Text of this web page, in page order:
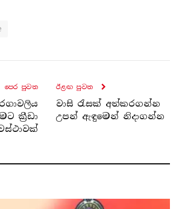
පෙර පුව​ත
ක්‍රීඩා
ඊළඟ පුව​ත
වාසි රැසක් අත්කරගන්න
උපන් ඇඳුමෙන් නිදාගන්න